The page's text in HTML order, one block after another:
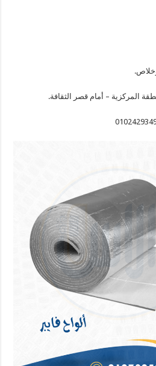
المركزية – أمام قصر الثقافة.